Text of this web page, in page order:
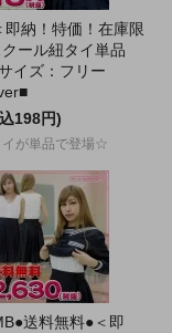
即納！特価！在庫限
クール紐タイ単品
イズ：フリー
198円)
イが単品で登場☆
送料無料●＜即